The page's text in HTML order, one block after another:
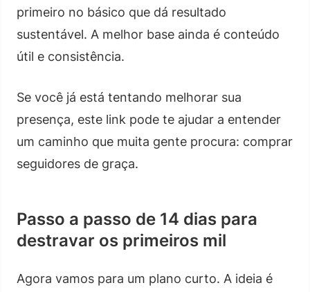
primeiro no básico que dá resultado
sustentável. A melhor base ainda é conteúdo
útil e consistência.
Se você já está tentando melhorar sua
presença, este link pode te ajudar a entender
um caminho que muita gente procura: comprar
seguidores de graça.
Passo a passo de 14 dias para
destravar os primeiros mil
Agora vamos para um plano curto. A ideia é